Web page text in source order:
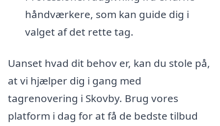
håndværkere, som kan guide dig i
valget af det rette tag.
Uanset hvad dit behov er, kan du stole på,
at vi hjælper dig i gang med
tagrenovering i Skovby. Brug vores
platform i dag for at få de bedste tilbud